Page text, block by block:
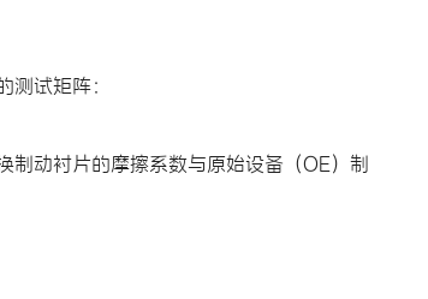
试矩阵：
制动衬片的摩擦系数与原始设备（OE）制